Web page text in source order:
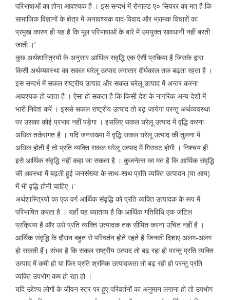
परिभाषाओं का होना आवश्यक है । इस सन्दर्भ में रोनाल्ड ए० सियरर का मत है कि
सामाजिक विज्ञानों के क्षेत्र में अनावश्यक वाद-विवाद और भ्रामक विचारों का
प्रमुख कारण ही यह है कि मूल परिभाषाओं के बारे में उपयुक्त सावधानी नहीं बरती
जाती ।’
कुछ अर्थशास्त्रियों के अनुसार आर्थिक सवृद्धि एक ऐसी प्रकिया है जिसके द्वारा
किसी अर्थव्यवस्था का सकल घरेलू उत्पाद लगातार दीर्घकाल तक बढ़ता रहता है ।
इस सन्दर्भ में सकल राष्ट्रीय उत्पाद और सकल घरेलू उत्पाद में अन्तर करना
आवश्यक हो जाता है । ऐसा हो सकता है कि किसी देश के नागरिक अन्य देशों में
भारी निवेश करें । इससे सकल राष्ट्रीय उत्पाद तो बढ़ जायेगा परन्तु अर्थव्यवस्था
पर उसका कोई प्रभाव नहीं पड़ेगा । इसलिए सकल घरेलू उत्पाद में वृद्धि करना
अधिक तर्कसंगत है । यदि जनसख्या में वृद्धि सकल घरेलू उत्पाद की तुलना में
अधिक होती है तो प्रति व्यक्ति सकल घरेलू उत्पाद में गिरावट होगी । निश्चय ही
इसे आर्थिक संवृद्धि नहीं कहा जा सकता है । कुजनेत्स का मत है कि आर्थिक संवृद्धि
की अवस्था में बढ़ती हुई जनसंख्या के साथ-साथ प्रति व्यक्ति उत्पादन (या आय)
में भी वृद्धि होनी चाहिए ।’
अर्थशास्त्रियों का एक वर्ग आर्थिक संवृद्धि को प्रति व्यक्ति उत्पादक के रूप में
परिभाषित करता है । यहाँ यह ध्यातव्य है कि आर्थिक गतिविधि एक जटिल
प्रक्रिया है और उसे प्रति व्यक्ति उत्पादक तक सीमित करना उचित नहीं है ।
आर्थिक संवृद्धि के दौरान बहुत से परिवर्तन होते रहते हैं जिनकी दिशाएं अलग-अलग
हो सकती हैं। संभव है कि सकल राष्ट्रीय उत्पाद तो बढ़ रहा हो परन्तु प्रति व्यक्ति
उत्पाद में कमी हो या फिर प्रति श्रमिक उत्पादकता तो बढ़ रही हो परन्तु प्रति
व्यक्ति उपभोग कम हो रहा हो ।
यदि उद्देश्य लोगों के जीवन स्तर पर हुए परिवर्तनों का अनुमान लगाना हो तो उपभोग